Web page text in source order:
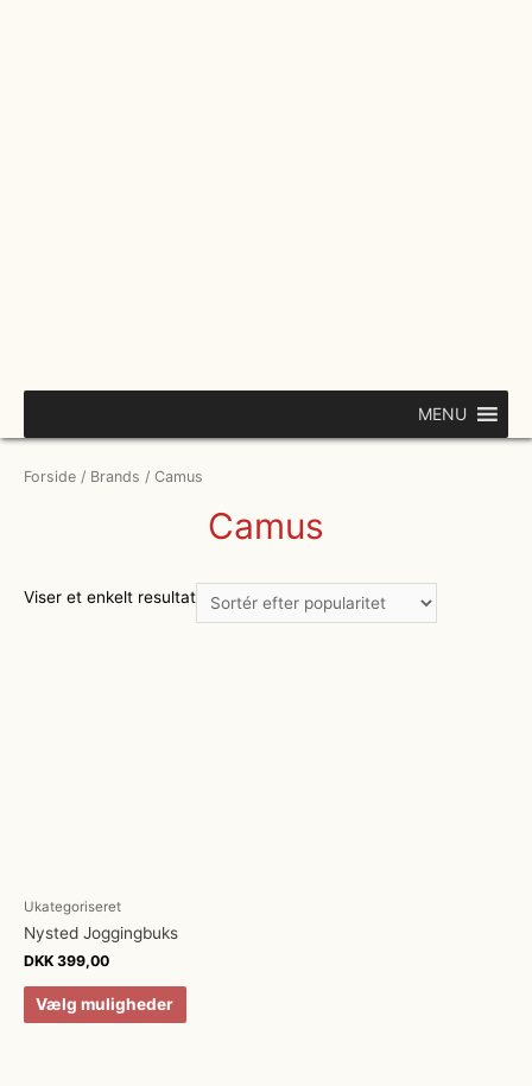
MENU
Forside / Brands / Camus
Camus
Viser et enkelt resultat
Ukategoriseret
Nysted Joggingbuks
DKK 399,00
Vælg muligheder